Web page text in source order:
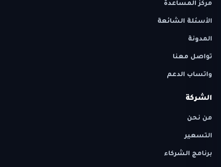
مركز المساعدة
الأسئلة الشائعة
المدونة
تواصل معنا
واتساب الدعم
الشركة
من نحن
التسعير
برنامج الشركاء